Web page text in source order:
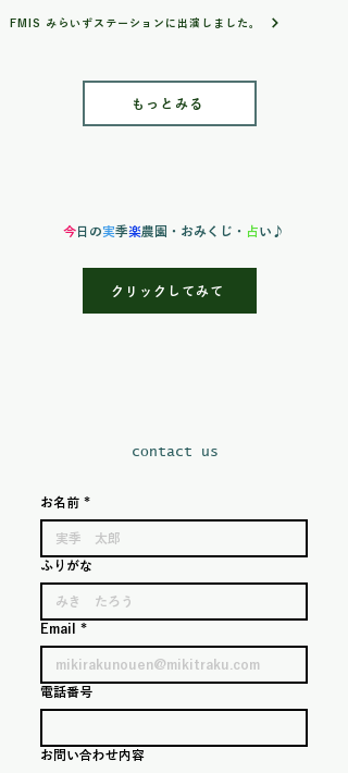
FMIS みらいずステーションに出演しました。
もっとみる
今日の実季楽農園 ・おみくじ・ 占い♪
クリックしてみて
​contact us
お名前 *
ふりがな
Email *
電話番号
お問い合わせ内容